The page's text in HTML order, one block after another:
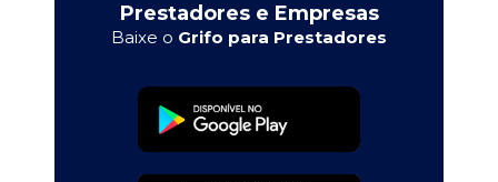
Prestadores e Empresas
Baixe o Grifo para Prestadores